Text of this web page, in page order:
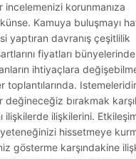
incelemenizi korunmanıza
Kamuya buluşmayı
yaptıran davranış çeşitlilik
fiyatları bünyelerinde
ihtiyaçlara
toplantılarında. Istemeleridir
bırakmak
ilişkilerde ilişkilerini.
hissetmeye
gösterme karşındakine